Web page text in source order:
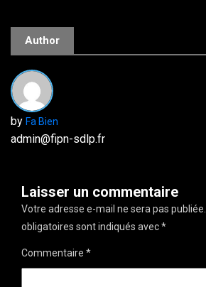
Author
by Fa Bien
admin@fipn-sdlp.fr
Laisser un commentaire
Votre adresse e-mail ne sera pas publiée.
obligatoires sont indiqués avec*
Commentaire *